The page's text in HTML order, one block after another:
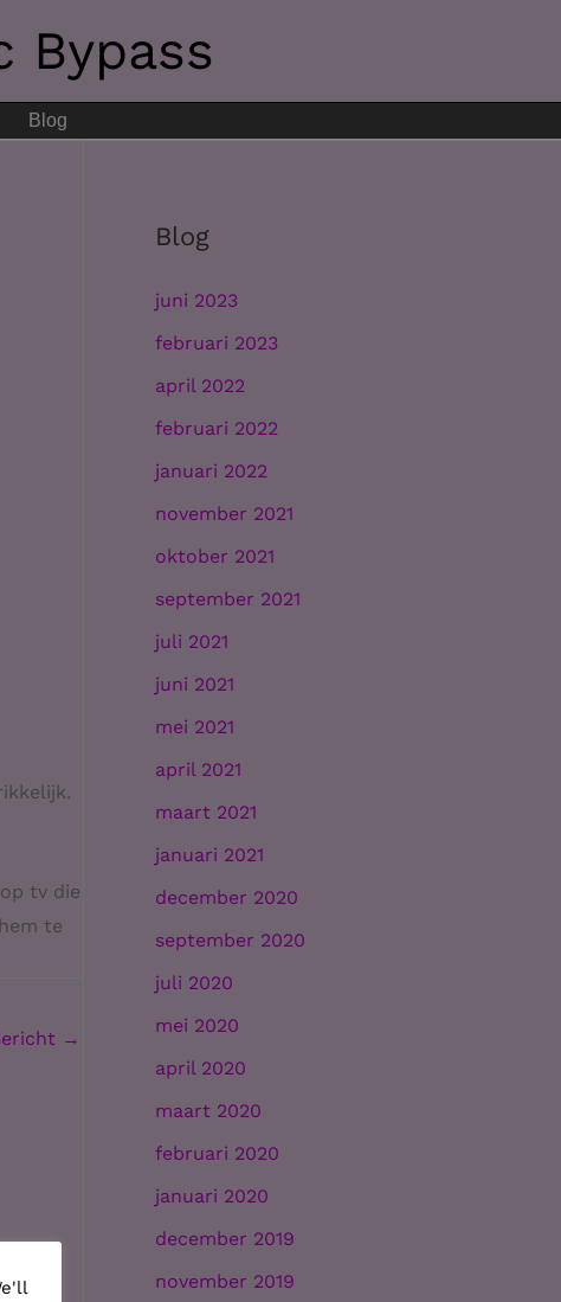
Bypass
Blog
tv die
te
→
Blog
juni 2023
februari 2023
april 2022
februari 2022
januari 2022
november 2021
oktober 2021
september 2021
juli 2021
juni 2021
mei 2021
april 2021
maart 2021
januari 2021
december 2020
september 2020
juli 2020
mei 2020
april 2020
maart 2020
februari 2020
januari 2020
december 2019
november 2019